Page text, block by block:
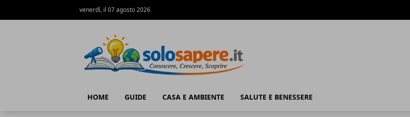
venerdì, il 07 agosto 2026
HOME GUIDE CASA E AMBIENTE SALUTE E BENESSERE